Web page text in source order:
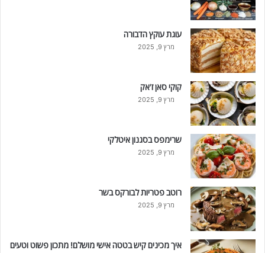
עוגת עוקץ הדבורה
מרץ 9, 2025
קוקי סאן ז'אק
מרץ 9, 2025
שרימפס בסגנון איטלקי
מרץ 9, 2025
רוטב פטריות לבורקס בשר
מרץ 9, 2025
איך מכינים קיש בטטה אישי מושלם! מתכון פשוט וטעים